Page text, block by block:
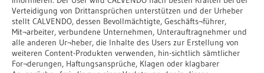
Verteidigung von Drittansprüchen unterstützen und der Urheber
stellt CALVENDO, dessen Bevollmächtigte, Geschäfts¬führer,
Mit¬arbeiter, verbundene Unternehmen, Unterauftragnehmer und
alle anderen Ur¬heber, die Inhalte des Users zur Erstellung von
weiteren Content-Produkten verwenden, hin-sichtlich sämtlicher
For¬derungen, Haftungsansprüche, Klagen oder klagbarer